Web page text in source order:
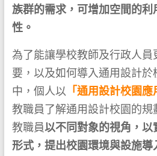
族群的需求，可增加空間的
性。
為了能讓學校教師及行政人員
要，以及如何導入通用設計於
中，個人以 「通用設計校園應
教職員了解通用設計校園的規
教職員以不同對象的視角，
形式，提出校園環境與設施